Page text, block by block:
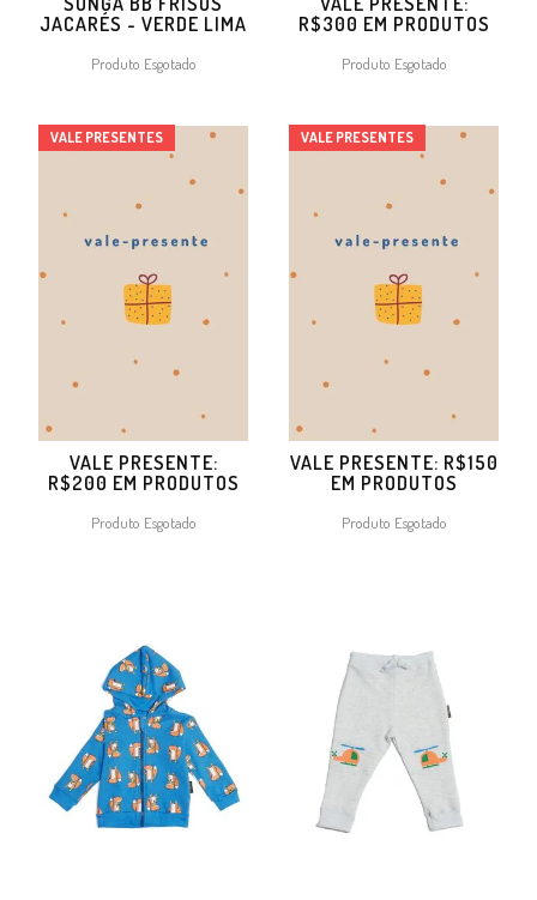
JACARÉS - VERDE LIMA
Produto Esgotado
R$300 EM PRODUTOS
Produto Esgotado
VALE PRESENTE:
R$200 EM PRODUTOS
Produto Esgotado
VALE PRESENTES
VALE PRESENTE: R$150
EM PRODUTOS
Produto Esgotado
VALE PRESENTES